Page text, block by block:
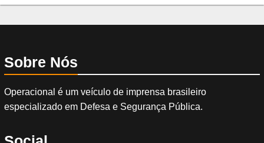
Sobre Nós
Operacional é um veículo de imprensa brasileiro
especializado em Defesa e Segurança Pública.